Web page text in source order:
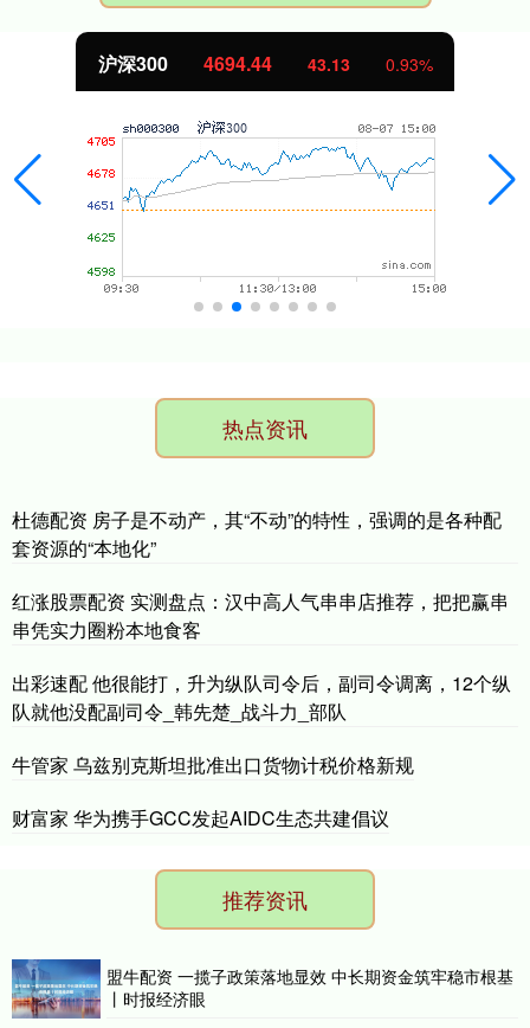
沪深300 4694.44 43.13 0.93%
热点资讯
杜德配资 房子是不动产，其“不动”的特性，强调的是各种配
套资源的“本地化”
红涨股票配资 实测盘点：汉中高人气串串店推荐，把把赢串
串凭实力圈粉本地食客
出彩速配 他很能打，升为纵队司令后，副司令调离，12个纵
队就他没配副司令_韩先楚_战斗力_部队
牛管家 乌兹别克斯坦批准出口货物计税价格新规
财富家 华为携手GCC发起AIDC生态共建倡议
推荐资讯
盟牛配资 一揽子政策落地显效 中长期资金筑牢稳市根基
丨时报经济眼